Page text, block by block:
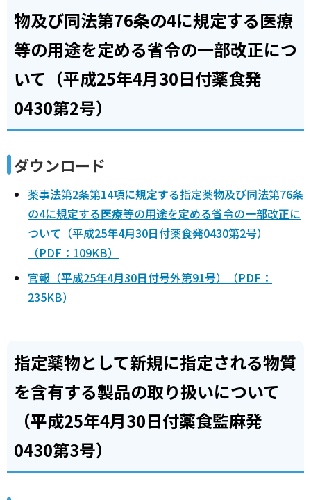
物及び同法第76条の4に規定する医療
等の用途を定める省令の一部改正につ
いて（平成25年4月30日付薬食発
0430第2号）
ダウンロード
薬事法第2条第14項に規定する指定薬物及び同法第76条
の4に規定する医療等の用途を定める省令の一部改正に
ついて（平成25年4月30日付薬食発0430第2号）
（PDF：109KB）
官報（平成25年4月30日付号外第91号）（PDF：
235KB）
指定薬物として新規に指定される物質
を含有する製品の取り扱いについて
（平成25年4月30日付薬食監麻発
0430第3号）